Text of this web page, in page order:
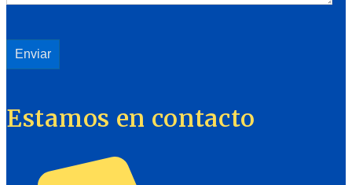
Estamos en contacto